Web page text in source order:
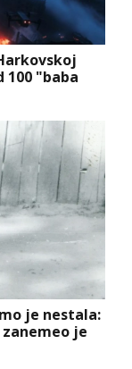
Harkovskoj
100 "baba
je nestala:
je